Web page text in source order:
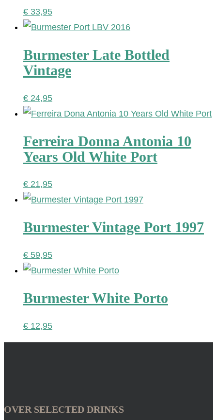
€ 33,95
Burmester Late Bottled
Vintage
€ 24,95
Ferreira Donna Antonia 10
Years Old White Port
€ 21,95
Burmester Vintage Port 1997
€ 59,95
Burmester White Porto
€ 12,95
OVER SELECTED DRINKS